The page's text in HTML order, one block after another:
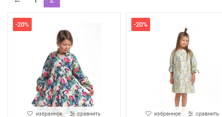
-20%
избранное сравнить
-20%
избранное сравнить